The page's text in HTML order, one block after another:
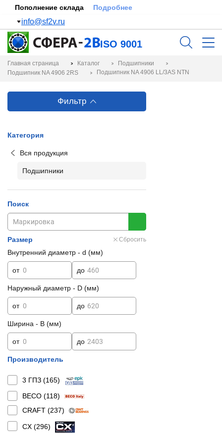
Пополнение склада Подробнее
info@sf2v.ru
ISO 9001
Главная страница Каталог
Подшипники
Подшипник NA 4906 2RS
Подшипник NA 4906 LL/3AS NTN
Фильтр
Категория
Вся продукция
Подшипники
Поиск
Размер Сбросить
Внутренний диаметр - d (мм)
от до
Наружный диаметр - D (мм)
от до
Ширина - B (мм)
от до
Производитель
3 ГПЗ (165)
BECO (118)
CRAFT (237)
CX (296)